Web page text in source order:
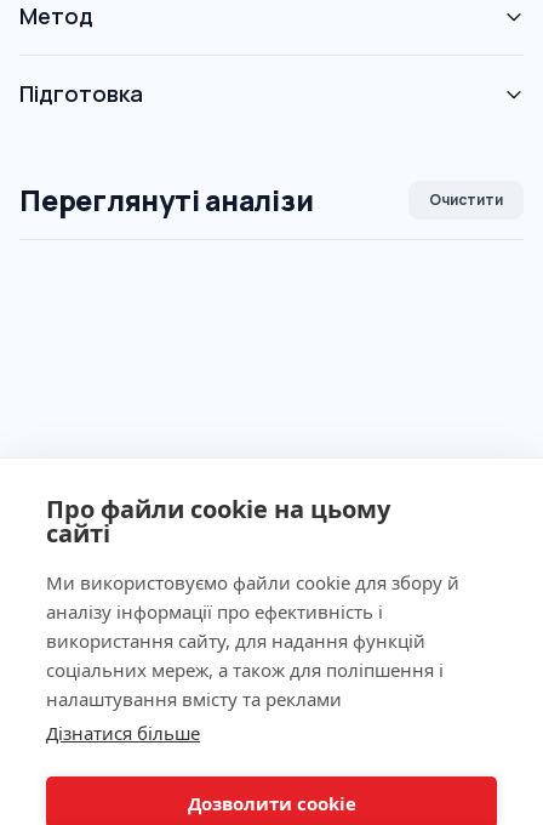
Про файли cookie на цьому
сайті
Ми використовуємо файли cookie для збору й
аналізу інформації про ефективність і
використання сайту, для надання функцій
соціальних мереж, а також для поліпшення і
налаштування вмісту та реклами
Дізнатися більше
Дозволити cookie
Метод
Підготовка
Переглянуті аналізи Очистити
Ліцензія МОЗ України №603260 від 23.09.2011
Наша адреса
КНОПКА